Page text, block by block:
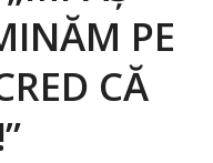
PE
CĂ